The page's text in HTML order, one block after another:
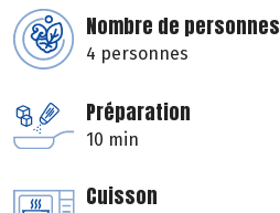
Nombre de personnes
4 personnes
Préparation
10 min
Cuisson